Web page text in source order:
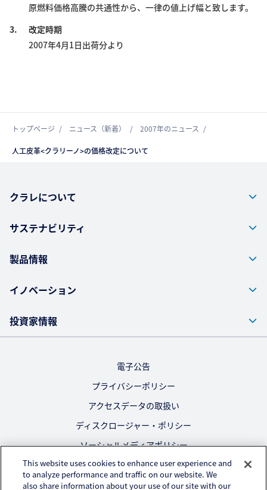
原燃料価格高騰の共通性から、一律の値上げ幅と致します。
3.
改定時期
2007年4月1日出荷分より
トップページ ニュース（新着） 2007年のニュース
人工皮革<クラリーノ>の価格改定について
クラレについて
サステナビリティ
製品情報
イノベーション
投資家情報
電子公告
プライバシーポリシー
アクセスデータの取扱い
ディスクロージャー・ポリシー
ソーシャルメディアポリシー
ご利用にあたって
This website uses cookies to enhance user experience and
to analyze performance and traffic on our website. We
also share information about your use of our site with our